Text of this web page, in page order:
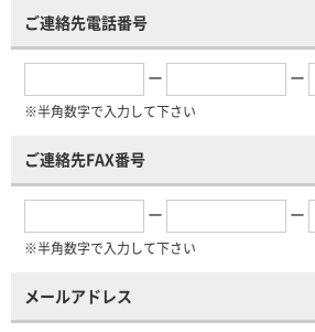
ご連絡先電話番号
ー ー
※半角数字で入力して下さい
ご連絡先FAX番号
ー ー
※半角数字で入力して下さい
メールアドレス